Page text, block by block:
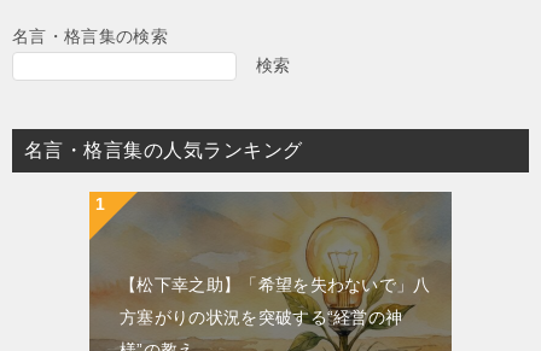
名言・格言集の検索
検索
名言・格言集の人気ランキング
【松下幸之助】「希望を失わないで」八
方塞がりの状況を突破する“経営の神